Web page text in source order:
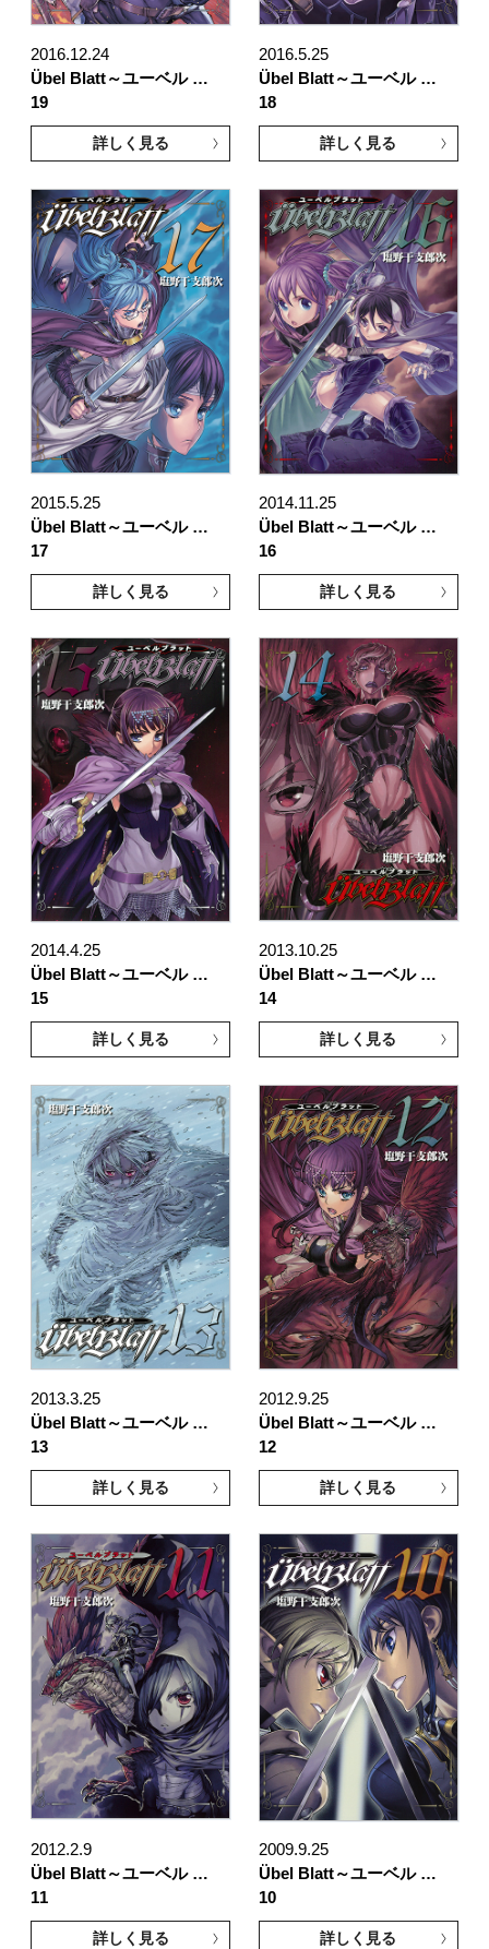
2016.12.24
Übel Blatt～ユーベル …
19
詳しく見る
2016.5.25
Übel Blatt～ユーベル …
18
詳しく見る
2015.5.25
Übel Blatt～ユーベル …
17
詳しく見る
2014.11.25
Übel Blatt～ユーベル …
16
詳しく見る
2014.4.25
Übel Blatt～ユーベル …
15
詳しく見る
2013.10.25
Übel Blatt～ユーベル …
14
詳しく見る
2013.3.25
Übel Blatt～ユーベル …
13
詳しく見る
2012.9.25
Übel Blatt～ユーベル …
12
詳しく見る
2012.2.9
Übel Blatt～ユーベル …
11
詳しく見る
2009.9.25
Übel Blatt～ユーベル …
10
詳しく見る